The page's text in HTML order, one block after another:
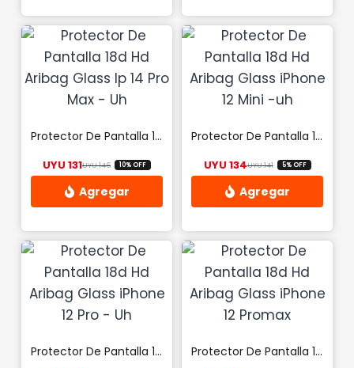
la
página
de
producto
producto
tiene
múltiples
variantes.
Las
opciones
pueden
elegir
la
página
de
producto
producto
tiene
múltiples
variantes.
Las
opciones
pueden
elegir
la
página
de
producto
Protector De Pantalla 18d Hd Aribag Glass Ip 14 Pro Max – Uh
UYU146El precio original era: UYU 146.
UYU 131 El precio actual es: UYU 131.
10% OFF
Protector De Pantalla 18d Hd Aribag Glass iPhone 12 Mini -uh
UYU141El precio original
UYU 134 El precio actual
5% OFF
Protector De Pantalla 18d Hd Aribag Glass iPhone 12 Pro – Uh Protector De Pantalla 18d Hd Aribag Glass iPhone 12 Promax